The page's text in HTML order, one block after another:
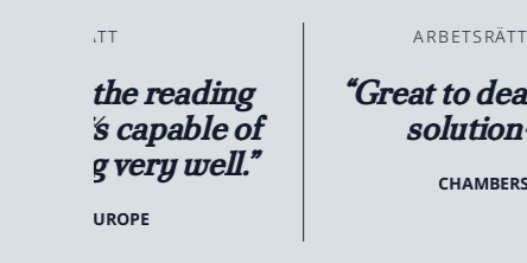
ARBETSRÄTT & PENSIONER
“Great to deal with and very
solution-oriented.”
CHAMBERS & PARTNERS